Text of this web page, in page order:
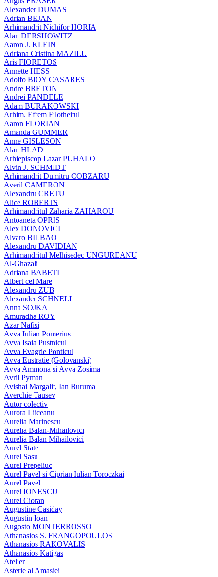
Alexander DUMAS
Adrian BEJAN
Arhimandrit Nichifor HORIA
Alan DERSHOWITZ
Aaron J. KLEIN
Adriana Cristina MAZILU
Aris FIORETOS
Annette HESS
Adolfo BIOY CASARES
Andre BRETON
Andrei PANDELE
Adam BURAKOWSKI
Arhim. Efrem Filotheitul
Aaron FLORIAN
Amanda GUMMER
Anne GISLESON
Alan HLAD
Arhiepiscop Lazar PUHALO
Alvin J. SCHMIDT
Arhimandrit Dumitru COBZARU
Averil CAMERON
Alexandru CRETU
Alice ROBERTS
Arhimandritul Zaharia ZAHAROU
Antoaneta OPRIS
Alex DONOVICI
Alvaro BILBAO
Alexandru DAVIDIAN
Arhimandritul Melhisedec UNGUREANU
Al-Ghazali
Adriana BABETI
Albert cel Mare
Alexandru ZUB
Alexander SCHNELL
Anna SOJKA
Amuradha ROY
Azar Nafisi
Avva Iulian Pomerius
Avva Isaia Pustnicul
Avva Evagrie Ponticul
Avva Eustratie (Golovanski)
Avva Ammona si Avva Zosima
Avril Pyman
Avishai Margalit, Ian Buruma
Averchie Tausev
Autor colectiv
Aurora Liiceanu
Aurelia Marinescu
Aurelia Balan-Mihailovici
Aurelia Balan Mihailovici
Aurel State
Aurel Sasu
Aurel Prepeliuc
Aurel Pavel si Ciprian Iulian Toroczkai
Aurel Pavel
Aurel IONESCU
Aurel Cioran
Augustine Casiday
Augustin Ioan
Augosto MONTERROSSO
Athanasios S. FRANGOPOULOS
Athanasios RAKOVALIS
Athanasios Katigas
Atelier
Asterie al Amasiei